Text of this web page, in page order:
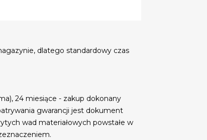
dlatego standardowy czas
24 miesiące - zakup dokonany
gwarancji jest dokument
wad materiałowych powstałe w